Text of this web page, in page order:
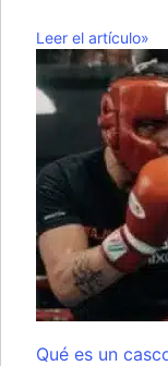
Leer el artículo»
Qué es un